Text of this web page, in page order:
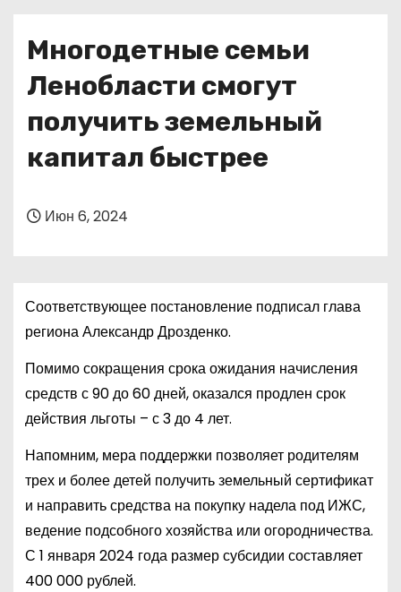
Многодетные семьи
Ленобласти смогут
получить земельный
капитал быстрее
Июн 6, 2024
Соответствующее постановление подписал глава
региона Александр Дрозденко.
Помимо сокращения срока ожидания начисления
средств с 90 до 60 дней, оказался продлен срок
действия льготы – с 3 до 4 лет.
Напомним, мера поддержки позволяет родителям
трех и более детей получить земельный сертификат
и направить средства на покупку надела под ИЖС,
ведение подсобного хозяйства или огородничества.
С 1 января 2024 года размер субсидии составляет
400 000 рублей.